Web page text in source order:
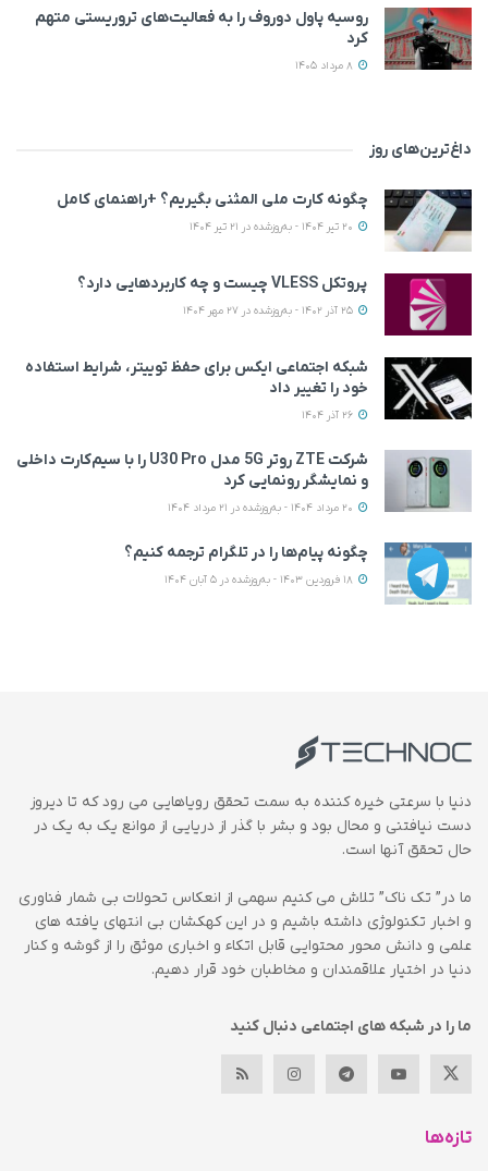
روسیه پاول دوروف را به فعالیت‌های تروریستی متهم
کرد
داغ‌ترین‌های روز
چگونه کارت ملی المثنی بگیریم؟ +راهنمای کامل
پروتکل VLESS چیست و چه کاربردهایی دارد؟
شبکه اجتماعی ایکس برای حفظ توییتر، شرایط استفاده
خود را تغییر داد
شرکت ZTE روتر 5G مدل U30 Pro را با سیم‌کارت داخلی
و نمایشگر رونمایی کرد
چگونه پیام‌ها را در تلگرام ترجمه کنیم؟
دنیا با سرعتی خیره کننده به سمت تحقق رویاهایی می رود که تا دیروز
دست نیافتنی و محال بود و بشر با گذر از دریایی از موانع یک به یک در
حال تحقق آنها است.
ما در” تک ناک” تلاش می کنیم سهمی از انعکاس تحولات بی شمار فناوری
و اخبار تکنولوژی داشته باشیم و در این کهکشان بی انتهای یافته های
علمی و دانش محور محتوایی قابل اتکاء و اخباری موثق را از گوشه و کنار
دنیا در اختیار علاقمندان و مخاطبان خود قرار دهیم.
ما را در شبکه های اجتماعی دنبال کنید
تازه‌ها